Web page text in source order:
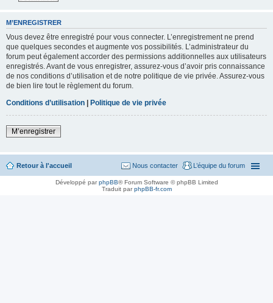
M’ENREGISTRER
Vous devez être enregistré pour vous connecter. L’enregistrement ne prend
que quelques secondes et augmente vos possibilités. L’administrateur du
forum peut également accorder des permissions additionnelles aux utilisateurs
enregistrés. Avant de vous enregistrer, assurez-vous d’avoir pris connaissance
de nos conditions d’utilisation et de notre politique de vie privée. Assurez-vous
de bien lire tout le règlement du forum.
Conditions d’utilisation | Politique de vie privée
M’enregistrer
Retour à l'accueil L’équipe du forum
Nous contacter
Développé parphpBB® Forum Software © phpBB Limited
Traduit parphpBB-fr.com